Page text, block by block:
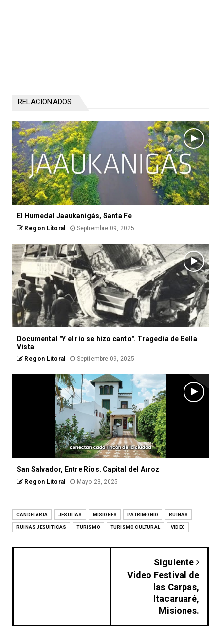
RELACIONADOS
El Humedal Jaaukanigás, Santa Fe
Region Litoral Septiembre 09, 2025
Documental "Y el río se hizo canto". Tragedia de Bella
Vista
Region Litoral Septiembre 09, 2025
San Salvador, Entre Ríos. Capital del Arroz
Region Litoral Mayo 23, 2025
CANDELARIA JESUITAS MISIONES PATRIMONIO RUINAS
RUINAS JESUITICAS TURISMO TURISMO CULTURAL VIDEO
Siguiente
Video Festival de
las Carpas,
Itacaruaré,
Misiones.